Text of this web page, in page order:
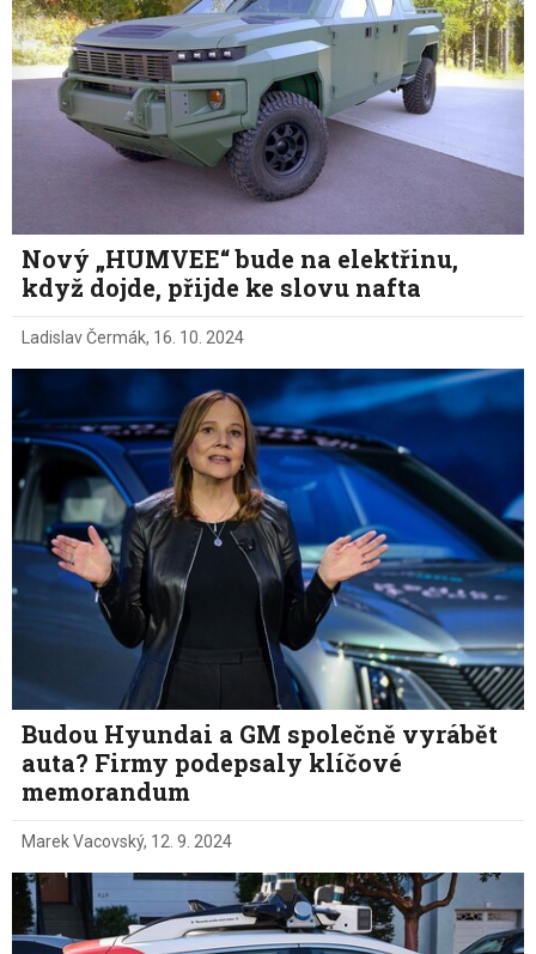
Nový „HUMVEE“ bude na elektřinu,
když dojde, přijde ke slovu nafta
Ladislav Čermák, 16. 10. 2024
Budou Hyundai a GM společně vyrábět
auta? Firmy podepsaly klíčové
memorandum
Marek Vacovský, 12. 9. 2024